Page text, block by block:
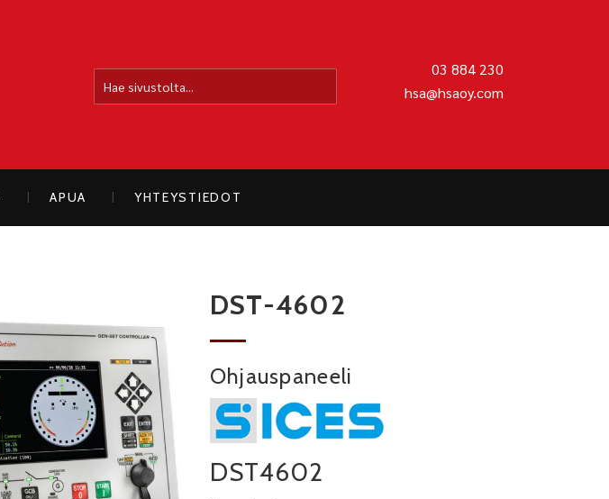
03 884 230
hsa@hsaoy.com
APUA YHTEYSTIEDOT
DST-4602
Ohjauspaneeli
DST4602